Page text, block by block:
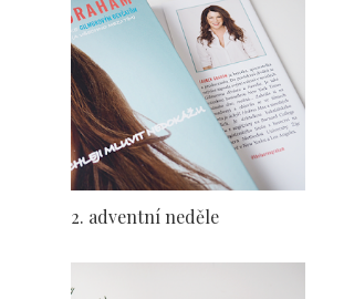
2. adventní neděle